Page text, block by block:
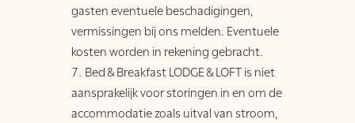
gasten eventuele beschadigingen,
vermissingen bij ons melden. Eventuele
kosten worden in rekening gebracht.
Bed & Breakfast LODGE & LOFT is niet
aansprakelijk voor storingen in en om de
accommodatie zoals uitval van stroom,